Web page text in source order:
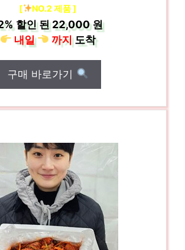
[ NO.2 제품 ]
할인 된22,000 원
내일
까지도착
구매 바로가기